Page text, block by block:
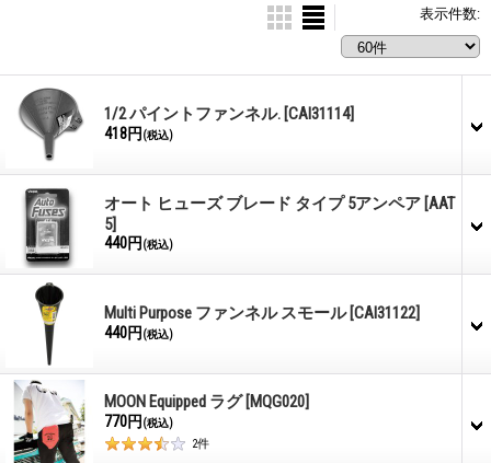
表示件数:
1/2 パイントファンネル. [CAI31114]
418円 (税込)
オート ヒューズ ブレード タイプ 5アンペア [AAT
5]
440円 (税込)
Multi Purpose ファンネル スモール [CAI31122]
440円 (税込)
MOON Equipped ラグ [MQG020]
770円 (税込)
2件